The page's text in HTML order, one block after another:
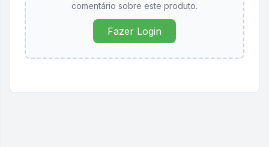
comentário sobre este produto.
Fazer Login